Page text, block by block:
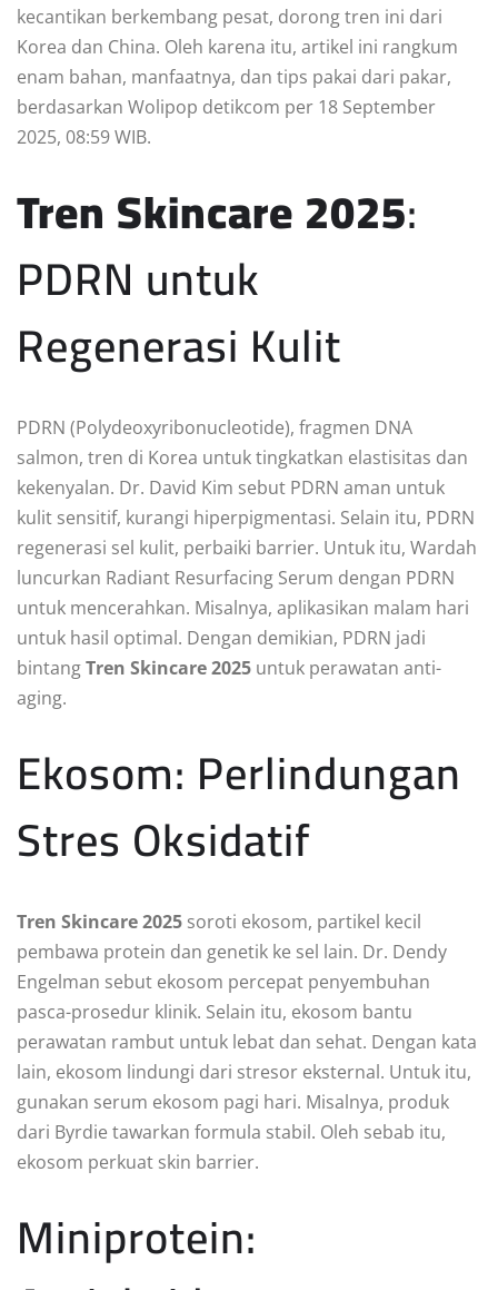
kecantikan berkembang pesat, dorong tren ini dari
Korea dan China. Oleh karena itu, artikel ini rangkum
enam bahan, manfaatnya, dan tips pakai dari pakar,
berdasarkan Wolipop detikcom per 18 September
2025, 08:59 WIB.
Tren Skincare 2025:
PDRN untuk
Regenerasi Kulit
PDRN (Polydeoxyribonucleotide), fragmen DNA
salmon, tren di Korea untuk tingkatkan elastisitas dan
kekenyalan. Dr. David Kim sebut PDRN aman untuk
kulit sensitif, kurangi hiperpigmentasi. Selain itu, PDRN
regenerasi sel kulit, perbaiki barrier. Untuk itu, Wardah
luncurkan Radiant Resurfacing Serum dengan PDRN
untuk mencerahkan. Misalnya, aplikasikan malam hari
untuk hasil optimal. Dengan demikian, PDRN jadi
bintangTren Skincare 2025 untuk perawatan anti-
aging.
Ekosom: Perlindungan
Stres Oksidatif
Tren Skincare 2025 soroti ekosom, partikel kecil
pembawa protein dan genetik ke sel lain. Dr. Dendy
Engelman sebut ekosom percepat penyembuhan
pasca-prosedur klinik. Selain itu, ekosom bantu
perawatan rambut untuk lebat dan sehat. Dengan kata
lain, ekosom lindungi dari stresor eksternal. Untuk itu,
gunakan serum ekosom pagi hari. Misalnya, produk
dari Byrdie tawarkan formula stabil. Oleh sebab itu,
ekosom perkuat skin barrier.
Miniprotein: